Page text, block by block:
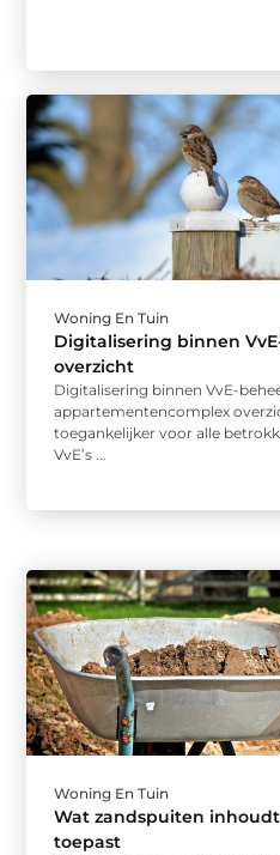
Woning En Tuin
Digitalisering binnen
overzicht
Digitalisering binnen VvE-
appartementencomplex
toegankelijker voor alle
VvE’s ...
Woning En Tuin
Wat zandspuiten
toepast